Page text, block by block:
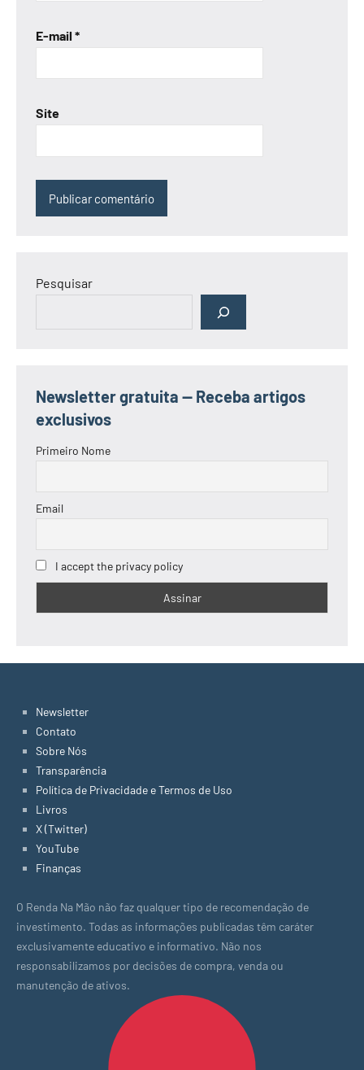
E-mail *
Site
Pesquisar
Newsletter gratuita — Receba artigos
exclusivos
Primeiro Nome
Email
I accept the privacy policy
Newsletter
Contato
Sobre Nós
Transparência
Política de Privacidade e Termos de Uso
Livros
X (Twitter)
YouTube
Finanças
O Renda Na Mão não faz qualquer tipo de recomendação de
investimento. Todas as informações publicadas têm caráter
exclusivamente educativo e informativo. Não nos
responsabilizamos por decisões de compra, venda ou
manutenção de ativos.